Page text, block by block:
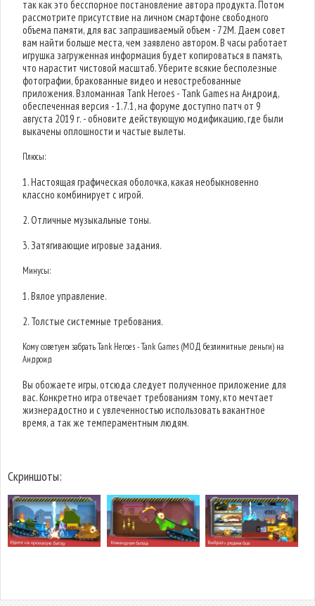
так как это бесспорное постановление автора продукта. Потом
рассмотрите присутствие на личном смартфоне свободного
объема памяти, для вас запрашиваемый объем - 72M. Даем совет
вам найти больше места, чем заявлено автором. В часы работает
игрушка загруженная информация будет копироваться в память,
что нарастит чистовой масштаб. Уберите всякие бесполезные
фотографии, бракованные видео и невостребованные
приложения. Взломанная Tank Heroes - Tank Games на Андроид,
обеспеченная версия - 1.7.1, на форуме доступно патч от 9
августа 2019 г. - обновите действующую модификацию, где были
выкачены оплошности и частые вылеты.
Плюсы:
1. Настоящая графическая оболочка, какая необыкновенно
классно комбинирует с игрой.
2. Отличные музыкальные тоны.
3. Затягивающие игровые задания.
Минусы:
1. Вялое управление.
2. Толстые системные требования.
Кому советуем забрать Tank Heroes - Tank Games (МОД безлимитные деньги) на
Андроид
Вы обожаете игры, отсюда следует полученное приложение для
вас. Конкретно игра отвечает требованиям тому, кто мечтает
жизнерадостно и с увлеченностью использовать вакантное
время, а так же темпераментным людям.
Скриншоты: